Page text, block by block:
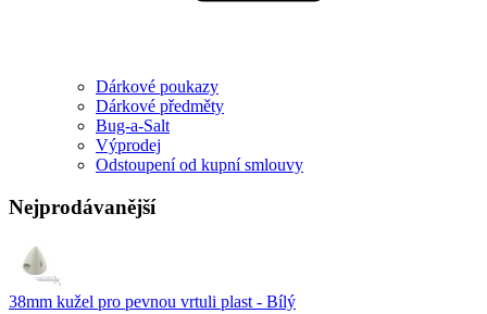
Dárkové poukazy
Dárkové předměty
Bug-a-Salt
Výprodej
Odstoupení od kupní smlouvy
Nejprodávanější
38mm kužel pro pevnou vrtuli plast - Bílý